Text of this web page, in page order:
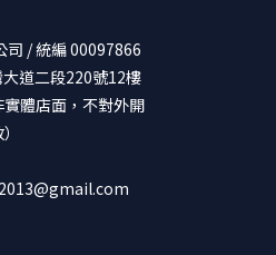
司 / 統編 00097866
道二段220號12樓
實體店面，不對外開